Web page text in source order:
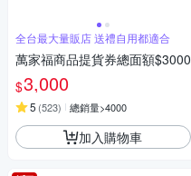
全台最大量販店 送禮自用都適合
萬家福商品提貨券總面額$3000
$3,000
5 (523) 總銷量>4000
加入購物車